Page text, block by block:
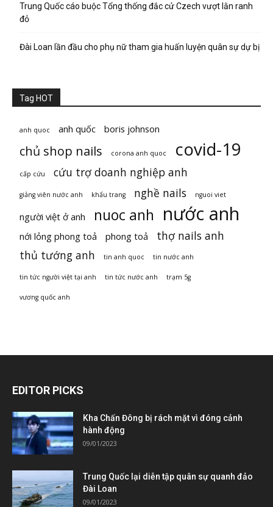
Trung Quốc cáo buộc Tổng thống đắc cử Czech vượt lằn ranh
đỏ
Đài Loan lần đầu cho phụ nữ tham gia huấn luyện quân sự dự bị
Tag HOT
anh quoc anh quốc boris johnson
chủ shop nails corona anh quoc covid-19
cấp cứu cứu trợ doanh nghiệp anh
giảng viên nước anh khẩu trang nghề nails nguoi viet
người việt ở anh nuoc anh nước anh
nới lỏng phong toả phong toả
thợ nails anh
thủ tướng anh
tin anh quoc tin nước anh
tin tức người việt tại anh tin tức nước anh trạm 5g
vương quốc anh
EDITOR PICKS
Kha Chấn Đông bị rách mặt vì đóng cảnh
hành động
09/01/2023
Trung Quốc lại diễn tập quân sự quanh đảo
Đài Loan
09/01/2023